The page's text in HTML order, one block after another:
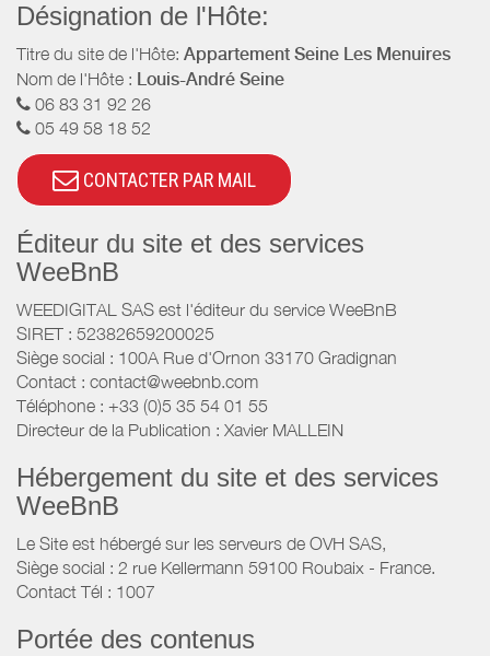
Désignation de l'Hôte:
Titre du site de l'Hôte: Appartement Seine Les Menuires
Nom de l'Hôte : Louis-André Seine
06 83 31 92 26
05 49 58 18 52
CONTACTER PAR MAIL
Éditeur du site et des services
WeeBnB
WEEDIGITAL SAS est l'éditeur du service WeeBnB
SIRET : 52382659200025
Siège social : 100A Rue d'Ornon 33170 Gradignan
Contact : contact@weebnb.com
Téléphone : +33 (0)5 35 54 01 55
Directeur de la Publication : Xavier MALLEIN
Hébergement du site et des services
WeeBnB
Le Site est hébergé sur les serveurs de OVH SAS,
Siège social : 2 rue Kellermann 59100 Roubaix - France.
Contact Tél : 1007
Portée des contenus